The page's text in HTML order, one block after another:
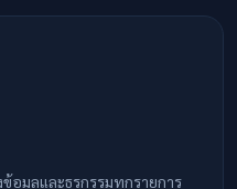
อมูลและธุรกรรมทุกรายการ